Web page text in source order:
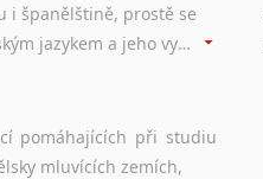
i španělštině, prostě se
vším, co souvisí se španělským jazykem a jeho využitím.
pomáhajících při studiu
mluvících zemích,